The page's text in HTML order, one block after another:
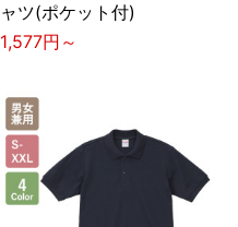
ャツ(ポケット付)
1,577円～